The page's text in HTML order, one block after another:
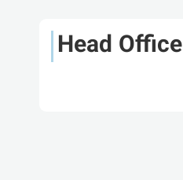
Head Office